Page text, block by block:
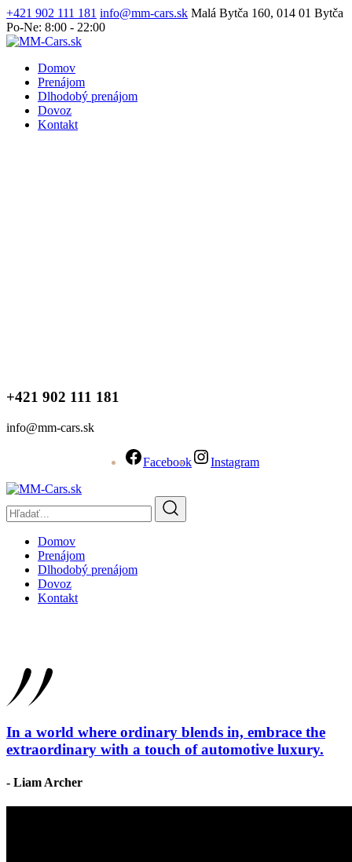
+421 902 111 181 info@mm-cars.sk Malá Bytča 160, 014 01 Bytča
Po-Ne: 8:00 - 22:00
Domov
Prenájom
Dlhodobý prenájom
Dovoz
Kontakt
+421 902 111 181
info@mm-cars.sk
Facebook Instagram
Domov
Prenájom
Dlhodobý prenájom
Dovoz
Kontakt
In a world where ordinary blends in, embrace the
extraordinary with a touch of automotive luxury.
- Liam Archer